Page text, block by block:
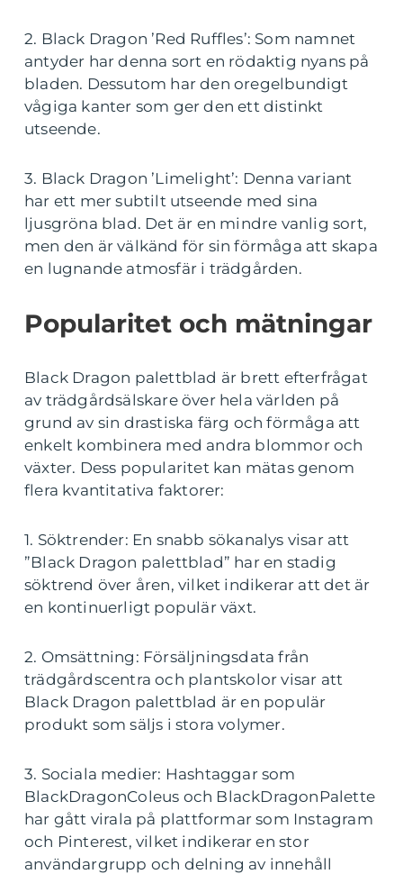
2. Black Dragon ’Red Ruffles’: Som namnet
antyder har denna sort en rödaktig nyans på
bladen. Dessutom har den oregelbundigt
vågiga kanter som ger den ett distinkt
utseende.
3. Black Dragon ’Limelight’: Denna variant
har ett mer subtilt utseende med sina
ljusgröna blad. Det är en mindre vanlig sort,
men den är välkänd för sin förmåga att skapa
en lugnande atmosfär i trädgården.
Popularitet och mätningar
Black Dragon palettblad är brett efterfrågat
av trädgårdsälskare över hela världen på
grund av sin drastiska färg och förmåga att
enkelt kombinera med andra blommor och
växter. Dess popularitet kan mätas genom
flera kvantitativa faktorer:
1. Söktrender: En snabb sökanalys visar att
”Black Dragon palettblad” har en stadig
söktrend över åren, vilket indikerar att det är
en kontinuerligt populär växt.
2. Omsättning: Försäljningsdata från
trädgårdscentra och plantskolor visar att
Black Dragon palettblad är en populär
produkt som säljs i stora volymer.
3. Sociala medier: Hashtaggar som
BlackDragonColeus och BlackDragonPalette
har gått virala på plattformar som Instagram
och Pinterest, vilket indikerar en stor
användargrupp och delning av innehåll